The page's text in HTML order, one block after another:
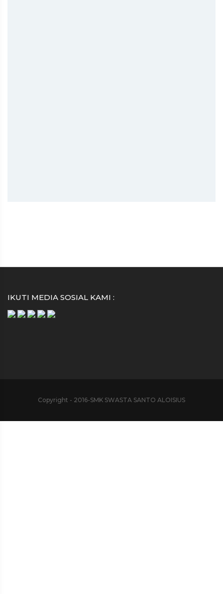
IKUTI MEDIA SOSIAL KAMI :
Copyright - 2016-SMK SWASTA SANTO ALOISIUS